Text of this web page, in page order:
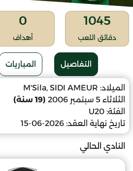
1045
دقائق اللعب
0
أهداف
التفاصيل المباريات
الميلاد: M'Sila, SIDI AMEUR
الثلاثاء 5 سبتمبر 2006
(19 سنة)
الفئة: U20
تاريخ نهاية العقد: 2026-06-15
النادي الحالي